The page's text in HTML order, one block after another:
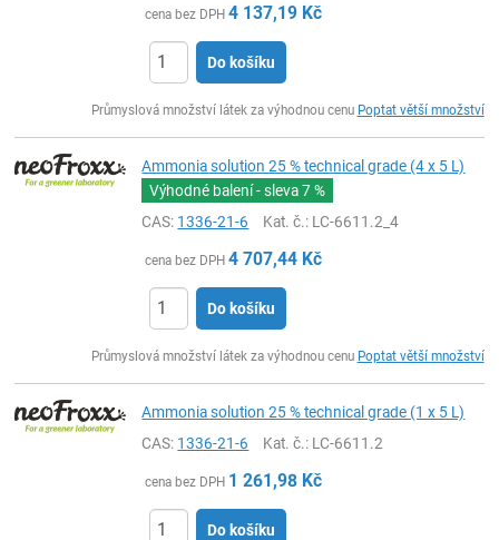
cena bez DPH 4 137,19 Kč
Do košíku
Průmyslová množství látek za výhodnou cenu Poptat větší množství
Ammonia solution 25 % technical grade (4 x 5 L)
Výhodné balení - sleva7 %
CAS: 1336-21-6 Kat. č.: LC-6611.2_4
cena bez DPH 4 707,44 Kč
Do košíku
Průmyslová množství látek za výhodnou cenu Poptat větší množství
Ammonia solution 25 % technical grade (1 x 5 L)
CAS: 1336-21-6 Kat. č.: LC-6611.2
cena bez DPH 1 261,98 Kč
Do košíku